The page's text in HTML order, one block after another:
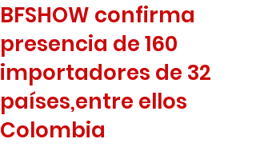
BFSHOW confirma
presencia de 160
importadores de 32
países,entre ellos
Colombia